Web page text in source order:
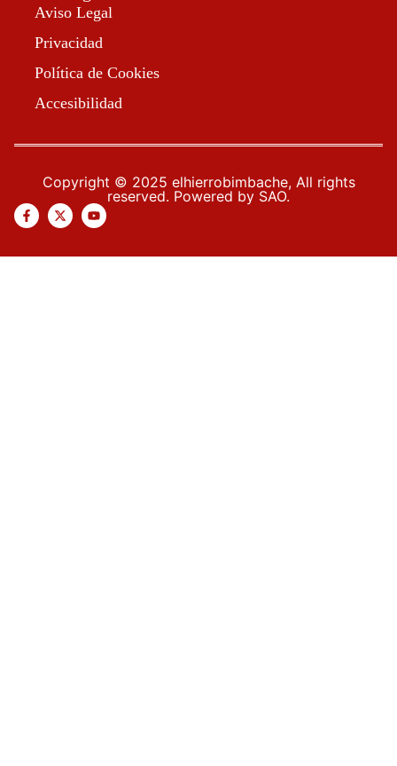
Aviso Legal
Privacidad
Política de Cookies
Accesibilidad
Copyright © 2025 elhierrobimbache, All rights
reserved. Powered by SAO.